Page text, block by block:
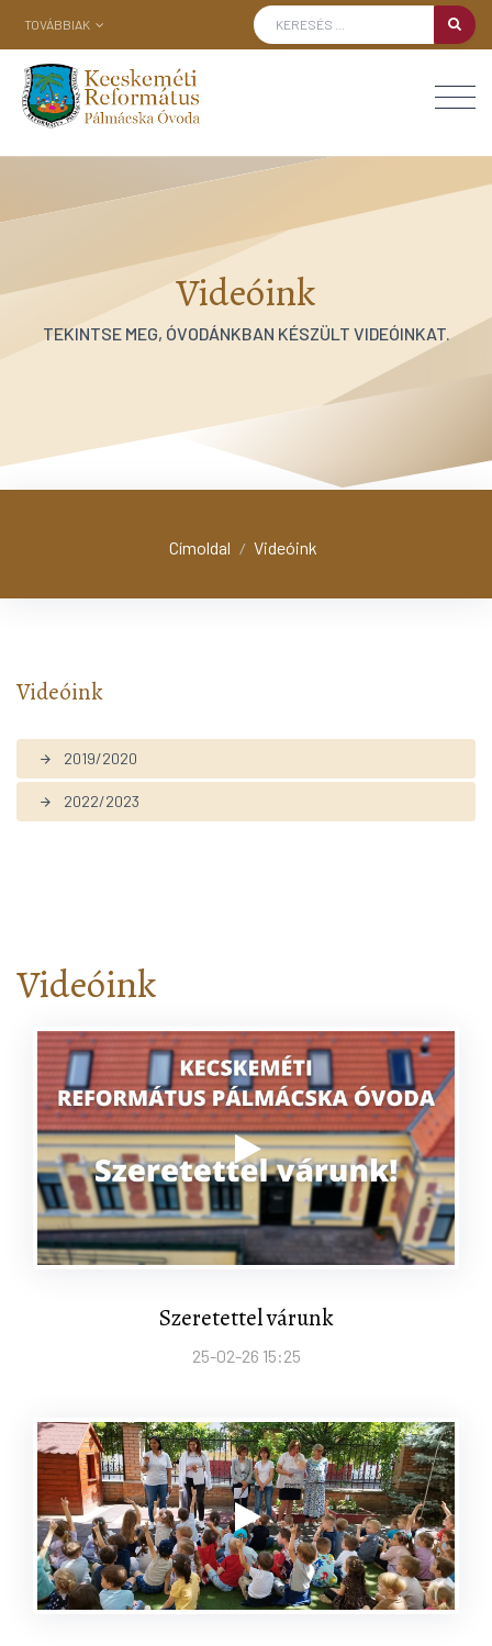
TOVÁBBIAK
Videóink
TEKINTSE MEG, ÓVODÁNKBAN KÉSZÜLT VIDEÓINKAT.
Címoldal / Videóink
Videóink
arrow_forward 2019/2020
arrow_forward 2022/2023
Videóink
Szeretettel várunk
25-02-26 15:25